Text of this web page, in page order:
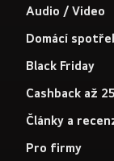
Audio / Video
Domácí
Black Friday
Cashback až
Články a
Pro firmy